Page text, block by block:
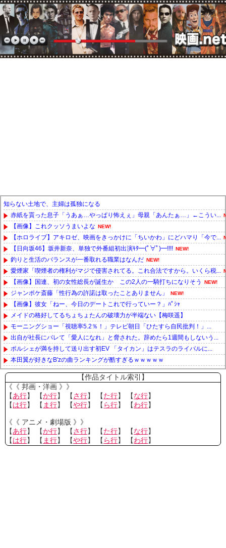
知らない土地で、主婦は孤独になる
赤紙を貰った息子「うあぁ…やっぱり怖えぇ」母親「あんたぁ…」←こうい...
【画像】これクッソうまいよな NEW!
【ホロライブ】アキロゼ、映画をきっかけに「ちいかわ」にどハマり「今で...
【日向坂46】坂井新奈、単独で外番組初出演ｷﾀ━(ﾟ∀ﾟ)━!!!! NEW!
釣りと生活のバランスが一番取れる職業はなんだ NEW!
愛煙家「喫煙者の権利がマジで侵害されてる。これ合法ですから。いくら税...
【画像】国連、初の女性総長が誕生か この2人の一騎打ちになりそう NEW!
ジャンポケ斎藤「性行為の許諾は取ったことありません」 NEW!
【画像】彼女「ねー、今日のデートこれで行っていー？」ﾊﾟｼｬ
メイドの格好してるちょちょたんの破壊力が半端ない【梅咲遥】
モーニングショー「視聴率5.2％！」テレビ朝日「ひたすら自民批判！」...
出自が社長にバレて「愛人になれ」と脅された。辞めたら1週間もしないう...
ポルシェが満を持して送り出す初EV 「タイカン」はテスラのライバルに...
本田翼が好きなB'zの曲ランキングが酷すぎるｗｗｗｗｗ
Powered by livedoor 相互RSS
【作品タイトル索引】
《《 邦画・洋画 》》
【あ行】 【か行】 【さ行】 【た行】 【な行】
【は行】 【 ま行】 【や行】 【 ら行】 【わ行】
《《 アニメ・劇場版 》》
【あ行】 【か行】 【さ行】 【た行】 【な行】
【は行】 【 ま行】 【や行】 【 ら行】 【わ行】